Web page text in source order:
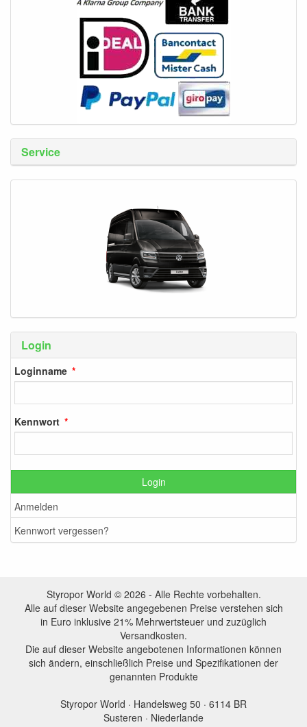
Service
Login
Loginname
Kennwort
Login
Anmelden
Kennwort vergessen?
Styropor World © 2026 - Alle Rechte vorbehalten.
Alle auf dieser Website angegebenen Preise verstehen sich
in Euro inklusive 21% Mehrwertsteuer und zuzüglich
Versandkosten.
Die auf dieser Website angebotenen Informationen können
sich ändern, einschließlich Preise und Spezifikationen der
genannten Produkte
Styropor World · Handelsweg 50 · 6114 BR
Susteren · Niederlande